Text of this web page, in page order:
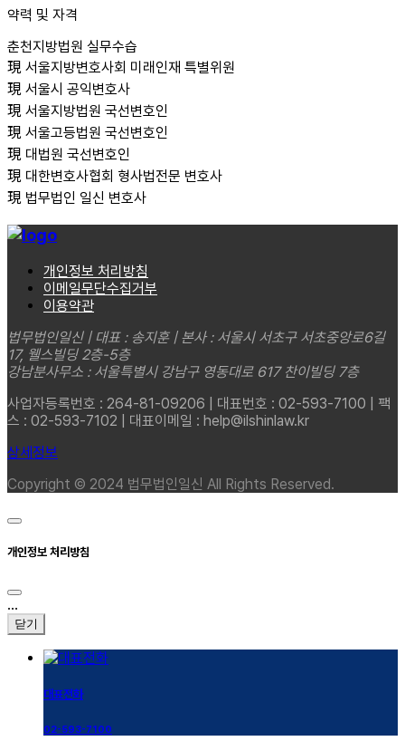
약력 및 자격
춘천지방법원 실무수습
現 서울지방변호사회 미래인재 특별위원
現 서울시 공익변호사
現 서울지방법원 국선변호인
現 서울고등법원 국선변호인
現 대법원 국선변호인
現 대한변호사협회 형사법전문 변호사
現 법무법인 일신 변호사
개인정보 처리방침
이메일무단수집거부
이용약관
법무법인일신 | 대표 : 송지훈 | 본사 : 서울시 서초구 서초중앙로6길
17, 웰스빌딩 2층-5층
강남분사무소 : 서울특별시 강남구 영동대로 617 찬이빌딩 7층
사업자등록번호 : 264-81-09206 | 대표번호 : 02-593-7100 | 팩
스 : 02-593-7102 | 대표이메일 : help@ilshinlaw.kr
상세정보
Copyright © 2024 법무법인일신 All Rights Reserved.
개인정보 처리방침
...
닫기
대표전화
02-593-7100